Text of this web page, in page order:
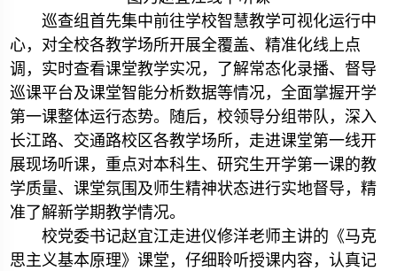
巡查组首先集中前往学校智慧教学可视化运行中
心，对全校各教学场所开展全覆盖、精准化线上点
调，实时查看课堂教学实况，了解常态化录播、督导
巡课平台及课堂智能分析数据等情况，全面掌握开学
第一课整体运行态势。随后，校领导分组带队，深入
长江路、交通路校区各教学场所，走进课堂第一线开
展现场听课，重点对本科生、研究生开学第一课的教
学质量、课堂氛围及师生精神状态进行实地督导，精
准了解新学期教学情况。
校党委书记赵宜江走进仪修洋老师主讲的《马克
思主义基本原理》课堂，仔细聆听授课内容，认真记